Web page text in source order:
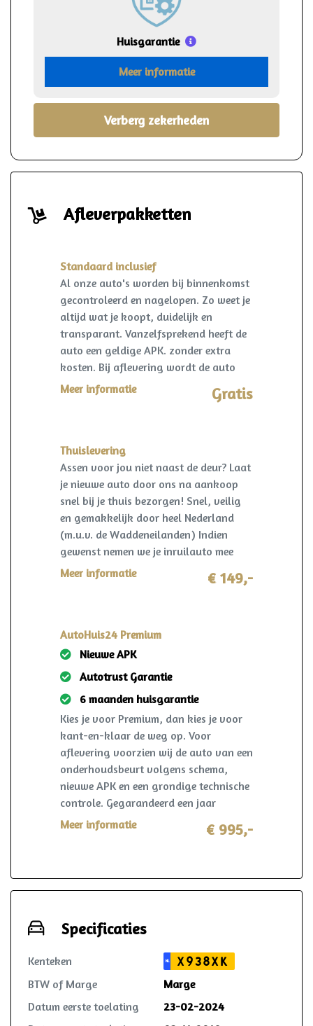
Huisgarantie
Meer informatie
Verberg zekerheden
Afleverpakketten
Standaard inclusief
Al onze auto's worden bij binnenkomst
gecontroleerd en nagelopen. Zo weet je
altijd wat je koopt, duidelijk en
transparant. Vanzelfsprekend heeft de
auto een geldige APK. zonder extra
kosten. Bij aflevering wordt de auto
kosteloos op naam gezet en een
vrijwaring van de eventuele inruilauto
Meer informatie Gratis
Thuislevering
Assen voor jou niet naast de deur? Laat
je nieuwe auto door ons na aankoop
snel bij je thuis bezorgen! Snel, veilig
en gemakkelijk door heel Nederland
(m.u.v. de Waddeneilanden) Indien
gewenst nemen we je inruilauto mee
terug! I.c.m. pakket Premium slechts
Meer informatie € 149,-
AutoHuis24 Premium
Nieuwe APK
Autotrust Garantie
6 maanden huisgarantie
Kies je voor Premium, dan kies je voor
kant-en-klaar de weg op. Voor
aflevering voorzien wij de auto van een
onderhoudsbeurt volgens schema,
nieuwe APK en een grondige technische
controle. Gegarandeerd een jaar
onderhoudsvrij rijden. Ook krijg je 6
maanden AutoHuis24 garantie op deze
volgens de heldere voorwaarden, waar
overleg zelfs plaatsvinden bij de lokale
garage!
Meer informatie € 995,-
Specificaties
Kenteken NL
X938XK
BTW of Marge
Marge
Datum eerste toelating
23-02-2024